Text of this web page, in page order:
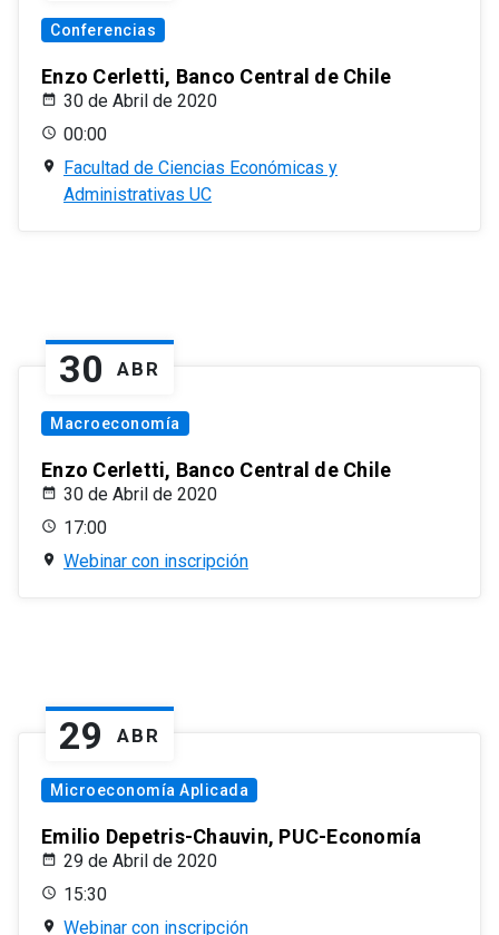
Conferencias
Enzo Cerletti, Banco Central de Chile
30 de Abril de 2020
00:00
Facultad de Ciencias Económicas y
Administrativas UC
30 ABR
Macroeconomía
Enzo Cerletti, Banco Central de Chile
30 de Abril de 2020
17:00
Webinar con inscripción
29 ABR
Microeconomía Aplicada
Emilio Depetris-Chauvin, PUC-Economía
29 de Abril de 2020
15:30
Webinar con inscripción